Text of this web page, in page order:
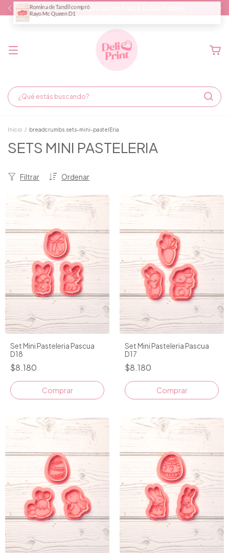
Demora de fabricación hasta 6 días hábiles
Inicio / breadcrumbs.sets-mini-pastelEria
SETS MINI PASTELERIA
Ordenar
Filtrar
Set Mini Pasteleria Pascua
D18
$8.180
Set Mini Pasteleria Pascua
D17
$8.180